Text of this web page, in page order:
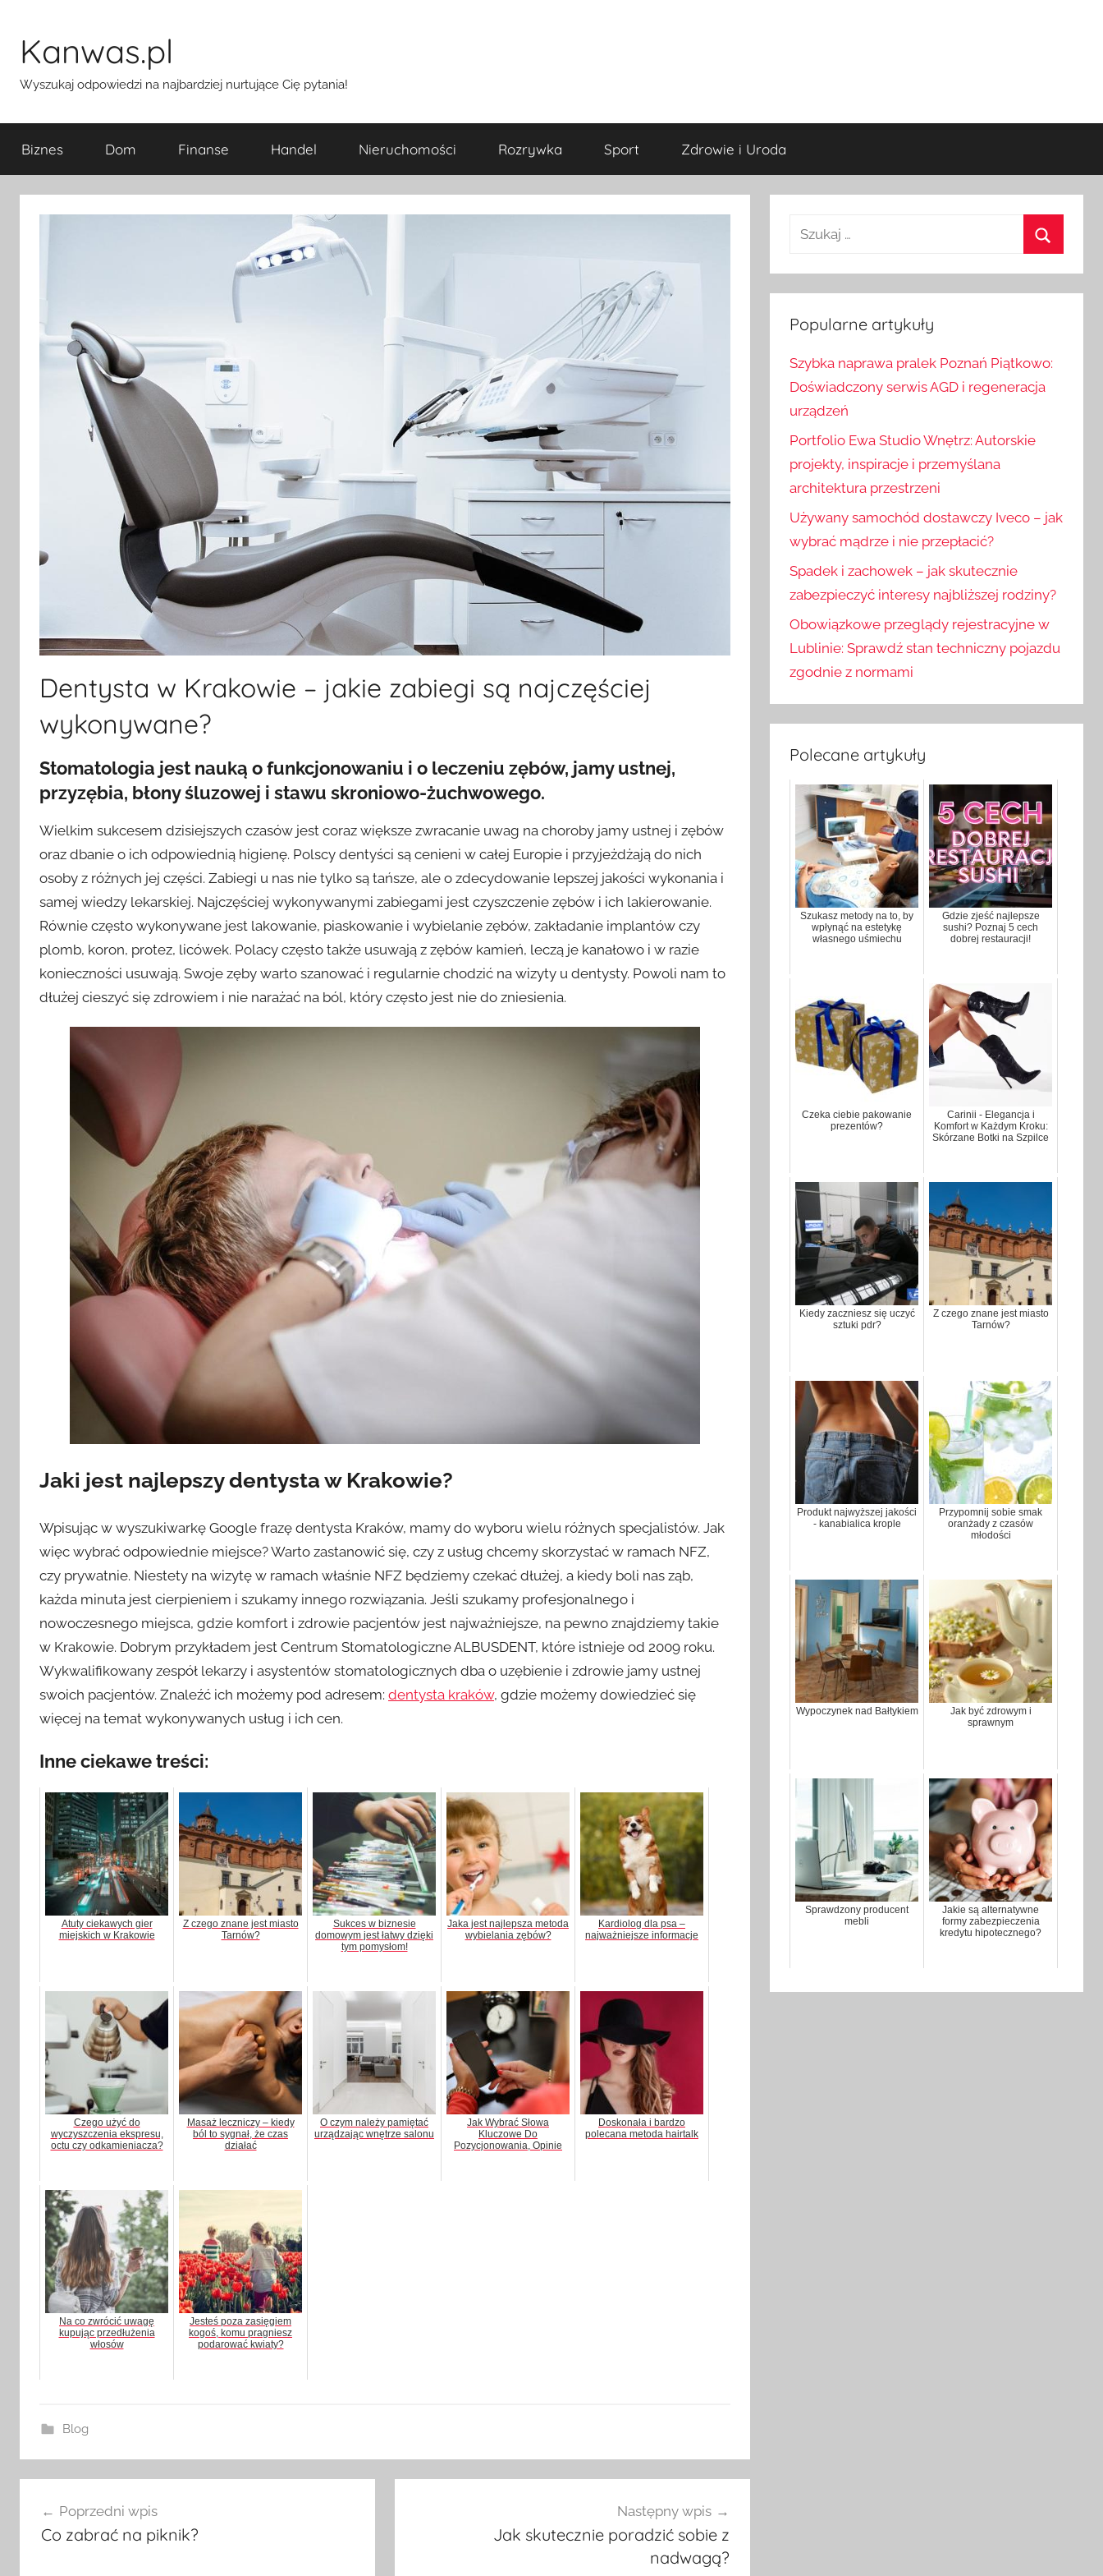
treściKanwas.pl
Wyszukaj odpowiedzi na najbardziej nurtujące Cię pytania!
Biznes Dom Finanse Handel Nieruchomości Rozrywka Sport Zdrowie i Uroda
Dentysta w Krakowie – jakie zabiegi są najczęściej
wykonywane?
Stomatologia jest nauką o funkcjonowaniu i o leczeniu zębów, jamy ustnej,
przyzębia, błony śluzowej i stawu skroniowo-żuchwowego.
Wielkim sukcesem dzisiejszych czasów jest coraz większe zwracanie uwag na choroby jamy ustnej i zębów
oraz dbanie o ich odpowiednią higienę. Polscy dentyści są cenieni w całej Europie i przyjeżdżają do nich
osoby z różnych jej części. Zabiegi u nas nie tylko są tańsze, ale o zdecydowanie lepszej jakości wykonania i
samej wiedzy lekarskiej. Najczęściej wykonywanymi zabiegami jest czyszczenie zębów i ich lakierowanie.
Równie często wykonywane jest lakowanie, piaskowanie i wybielanie zębów, zakładanie implantów czy
plomb, koron, protez, licówek. Polacy często także usuwają z zębów kamień, leczą je kanałowo i w razie
konieczności usuwają. Swoje zęby warto szanować i regularnie chodzić na wizyty u dentysty. Powoli nam to
dłużej cieszyć się zdrowiem i nie narażać na ból, który często jest nie do zniesienia.
Jaki jest najlepszy dentysta w Krakowie?
Wpisując w wyszukiwarkę Google frazę dentysta Kraków, mamy do wyboru wielu różnych specjalistów. Jak
więc wybrać odpowiednie miejsce? Warto zastanowić się, czy z usług chcemy skorzystać w ramach NFZ,
czy prywatnie. Niestety na wizytę w ramach właśnie NFZ będziemy czekać dłużej, a kiedy boli nas ząb,
każda minuta jest cierpieniem i szukamy innego rozwiązania. Jeśli szukamy profesjonalnego i
nowoczesnego miejsca, gdzie komfort i zdrowie pacjentów jest najważniejsze, na pewno znajdziemy takie
w Krakowie. Dobrym przykładem jest Centrum Stomatologiczne ALBUSDENT, które istnieje od 2009 roku.
Wykwalifikowany zespół lekarzy i asystentów stomatologicznych dba o uzębienie i zdrowie jamy ustnej
swoich pacjentów. Znaleźć ich możemy pod adresem: dentysta kraków, gdzie możemy dowiedzieć się
więcej na temat wykonywanych usług i ich cen.
Inne ciekawe treści:
Atuty ciekawych gier
miejskich w Krakowie
Z czego znane jest miasto
Tarnów?
Sukces w biznesie
domowym jest łatwy dzięki
tym pomysłom!
Jaka jest najlepsza metoda
wybielania zębów?
Kardiolog dla psa –
najważniejsze informacje
Czego użyć do
wyczyszczenia ekspresu,
octu czy odkamieniacza?
Masaż leczniczy – kiedy
ból to sygnał, że czas
działać
O czym należy pamiętać
urządzając wnętrze salonu
Jak Wybrać Słowa
Kluczowe Do
Pozycjonowania, Opinie
Doskonała i bardzo
polecana metoda hairtalk
Na co zwrócić uwagę
kupując przedłużenia
włosów
Jesteś poza zasięgiem
kogoś, komu pragniesz
podarować kwiaty?
Blog
Nawigacja
wpisu
Poprzedni wpis
Co zabrać na piknik?
Następny wpis
Jak skutecznie poradzić sobie z
nadwagą?
u
k
a
:
a
j
Popularne artykuły
Szybka naprawa pralek Poznań Piątkowo:
Doświadczony serwis AGD i regeneracja
urządzeń
Portfolio Ewa Studio Wnętrz: Autorskie
projekty, inspiracje i przemyślana
architektura przestrzeni
Używany samochód dostawczy Iveco – jak
wybrać mądrze i nie przepłacić?
Spadek i zachowek – jak skutecznie
zabezpieczyć interesy najbliższej rodziny?
Obowiązkowe przeglądy rejestracyjne w
Lublinie: Sprawdź stan techniczny pojazdu
zgodnie z normami
Polecane artykuły
Szukasz metody na to, by
wpłynąć na estetykę
własnego uśmiechu
Gdzie zjeść najlepsze
sushi? Poznaj 5 cech
dobrej restauracji!
Czeka ciebie pakowanie
prezentów?
Carinii - Elegancja i
Komfort w Każdym Kroku:
Skórzane Botki na Szpilce
Kiedy zaczniesz się uczyć
sztuki pdr?
Z czego znane jest miasto
Tarnów?
Produkt najwyższej jakości
- kanabialica krople
Przypomnij sobie smak
oranżady z czasów
młodości
Wypoczynek nad Bałtykiem
Jak być zdrowym i
sprawnym
Sprawdzony producent
mebli
Jakie są alternatywne
formy zabezpieczenia
kredytu hipotecznego?